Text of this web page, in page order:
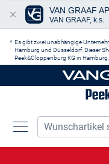
Es gibt zwei unabhängige
Hamburg und Düsseldorf. Dieser
Peek&Cloppenburg KG in
VAN GRAAF
VAN GRAAF, k.s.